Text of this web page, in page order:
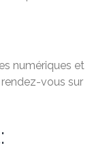
numériques et
rendez-vous sur